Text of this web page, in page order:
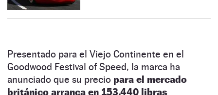
Presentado para el Viejo Continente en el
Goodwood Festival of Speed, la marca ha
anunciado que su precio para el mercado
británico arranca en 153.440 libras